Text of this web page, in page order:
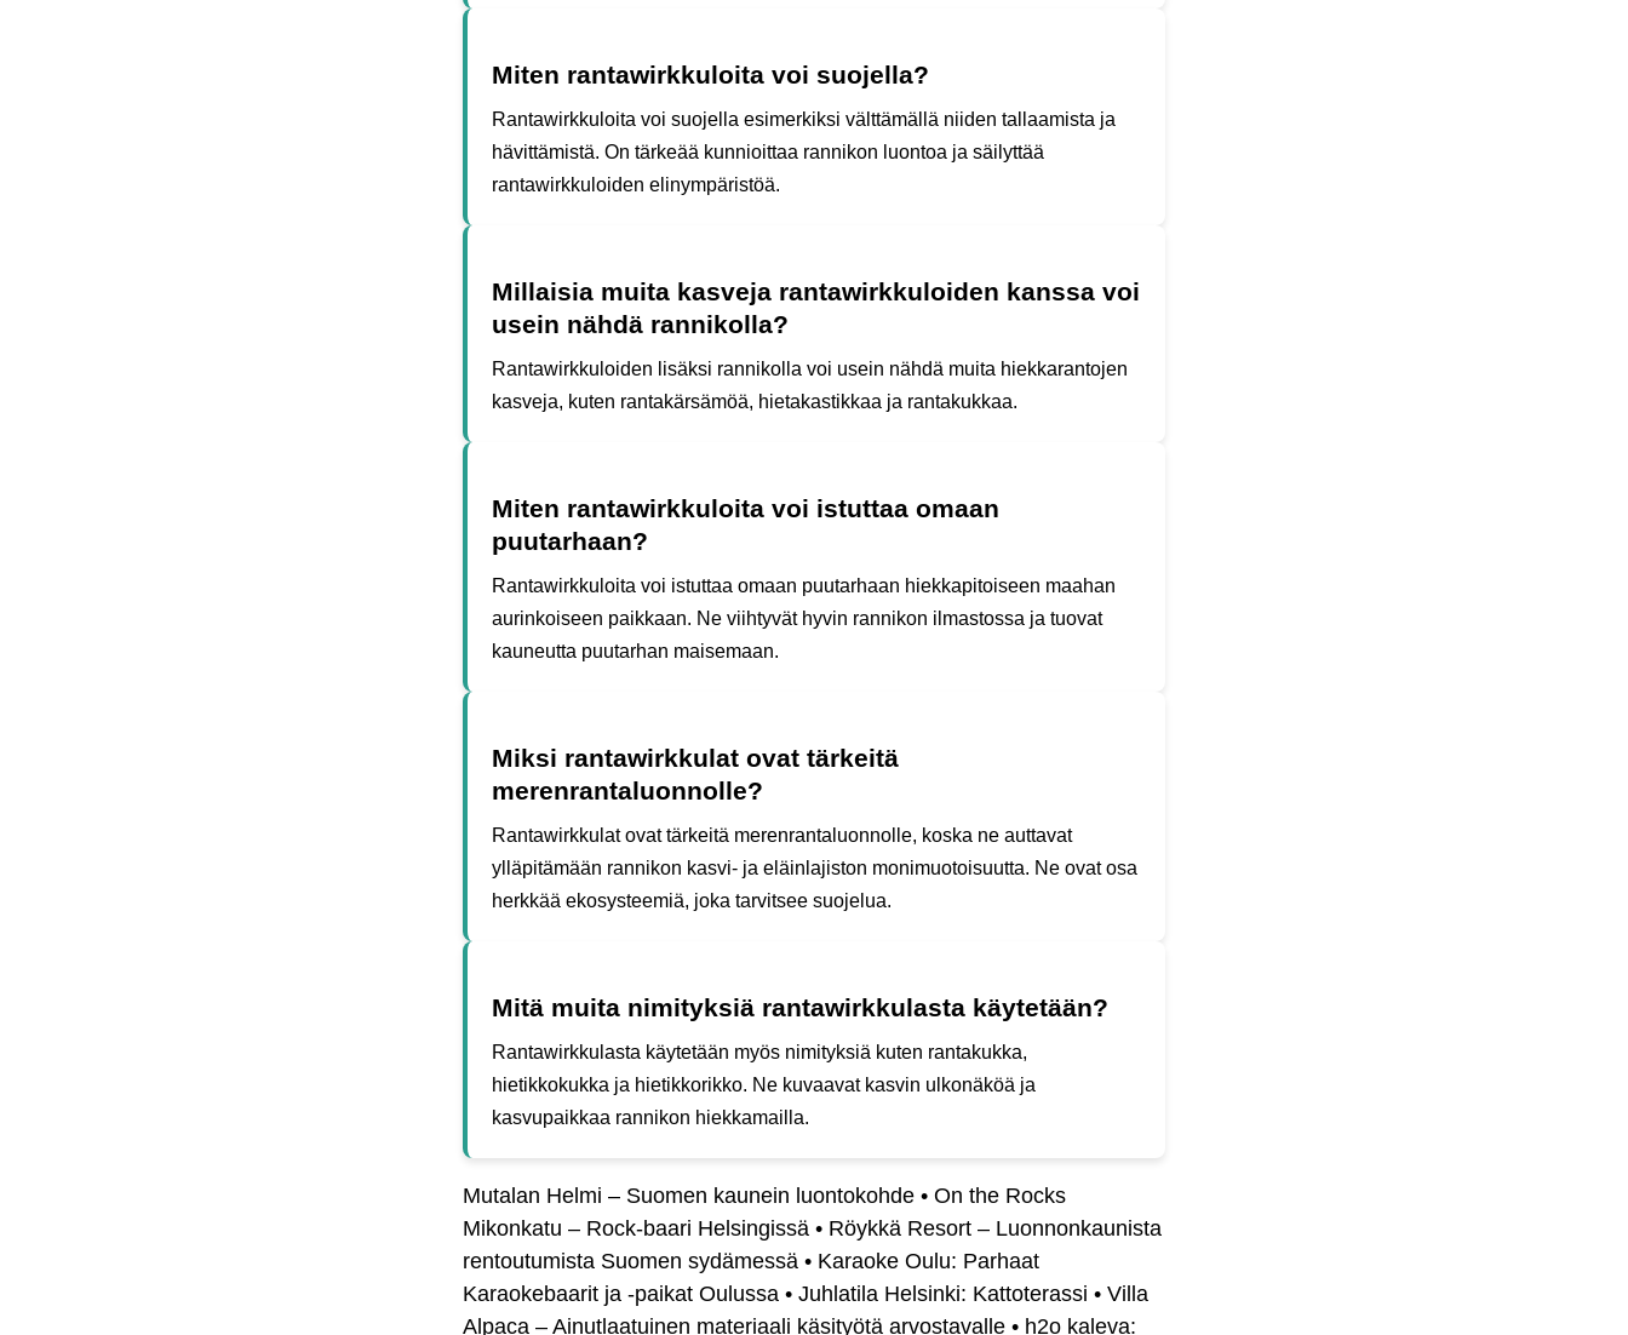
Miten rantawirkkuloita voi suojella?
Rantawirkkuloita voi suojella esimerkiksi välttämällä niiden tallaamista ja
hävittämistä. On tärkeää kunnioittaa rannikon luontoa ja säilyttää
rantawirkkuloiden elinympäristöä.
Millaisia muita kasveja rantawirkkuloiden kanssa voi
usein nähdä rannikolla?
Rantawirkkuloiden lisäksi rannikolla voi usein nähdä muita hiekkarantojen
kasveja, kuten rantakärsämöä, hietakastikkaa ja rantakukkaa.
Miten rantawirkkuloita voi istuttaa omaan
puutarhaan?
Rantawirkkuloita voi istuttaa omaan puutarhaan hiekkapitoiseen maahan
aurinkoiseen paikkaan. Ne viihtyvät hyvin rannikon ilmastossa ja tuovat
kauneutta puutarhan maisemaan.
Miksi rantawirkkulat ovat tärkeitä
merenrantaluonnolle?
Rantawirkkulat ovat tärkeitä merenrantaluonnolle, koska ne auttavat
ylläpitämään rannikon kasvi- ja eläinlajiston monimuotoisuutta. Ne ovat osa
herkkää ekosysteemiä, joka tarvitsee suojelua.
Mitä muita nimityksiä rantawirkkulasta käytetään?
Rantawirkkulasta käytetään myös nimityksiä kuten rantakukka,
hietikkokukka ja hietikkorikko. Ne kuvaavat kasvin ulkonäköä ja
kasvupaikkaa rannikon hiekkamailla.
Mutalan Helmi – Suomen kaunein luontokohde • On the Rocks
Mikonkatu – Rock-baari Helsingissä • Röykkä Resort – Luonnonkaunista
rentoutumista Suomen sydämessä • Karaoke Oulu: Parhaat
Karaokebaarit ja -paikat Oulussa • Juhlatila Helsinki: Kattoterassi • Villa
Alpaca – Ainutlaatuinen materiaali käsityötä arvostavalle • h2o kaleva: